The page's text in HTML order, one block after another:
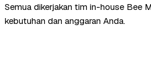
Semua dikerjakan tim in-house Bee
kebutuhan dan anggaran Anda.